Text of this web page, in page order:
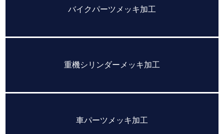
バイクパーツメッキ加工
重機シリンダーメッキ加工
車パーツメッキ加工